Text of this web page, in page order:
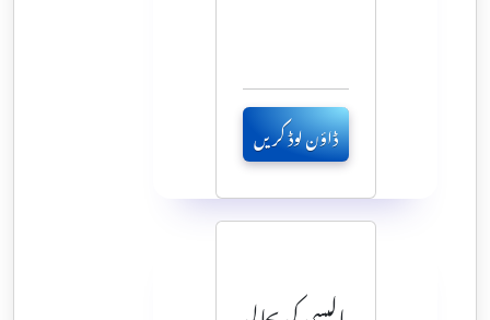
ڈاؤن لوڈ کریں